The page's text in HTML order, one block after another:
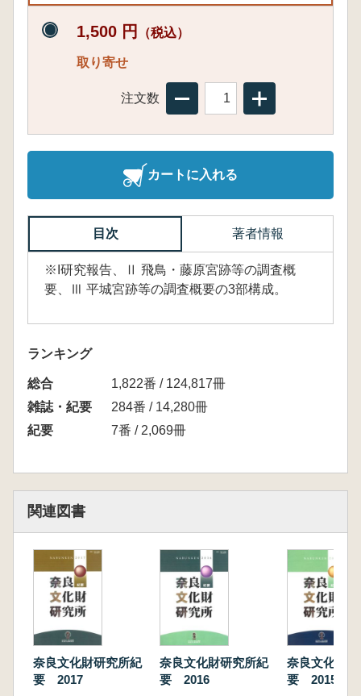
1,500 円 （税込）
取り寄せ
注文数
カートに入れる
目次 著者情報
※I研究報告、Ⅱ 飛鳥・藤原宮跡等の調査概
要、Ⅲ 平城宮跡等の調査概要の3部構成。
ランキング
総合
1,822番 / 124,817冊
雑誌・紀要
284番 / 14,280冊
紀要
7番 / 2,069冊
関連図書
奈良文化財研究所紀
要 2017
奈良文化財研究所紀
要 2016
奈良文化財
要 2015